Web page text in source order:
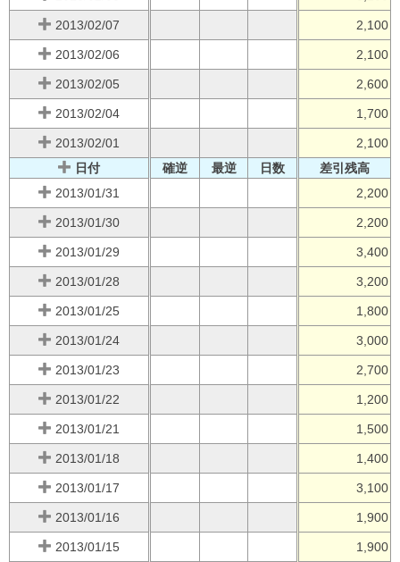
2013/02/07 2,100
2013/02/06 2,100
2013/02/05 2,600
2013/02/04 1,700
2013/02/01
2,100
日付
確逆 最逆 日数
差引残高
2013/01/31
2,200
2013/01/30 2,200
2013/01/29 3,400
2013/01/28 3,200
2013/01/25 1,800
2013/01/24 3,000
2013/01/23 2,700
2013/01/22 1,200
2013/01/21 1,500
2013/01/18 1,400
2013/01/17 3,100
2013/01/16 1,900
2013/01/15 1,900